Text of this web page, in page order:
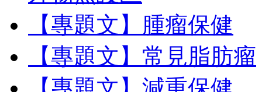
【專題文】腫瘤保健
【專題文】常見脂肪瘤